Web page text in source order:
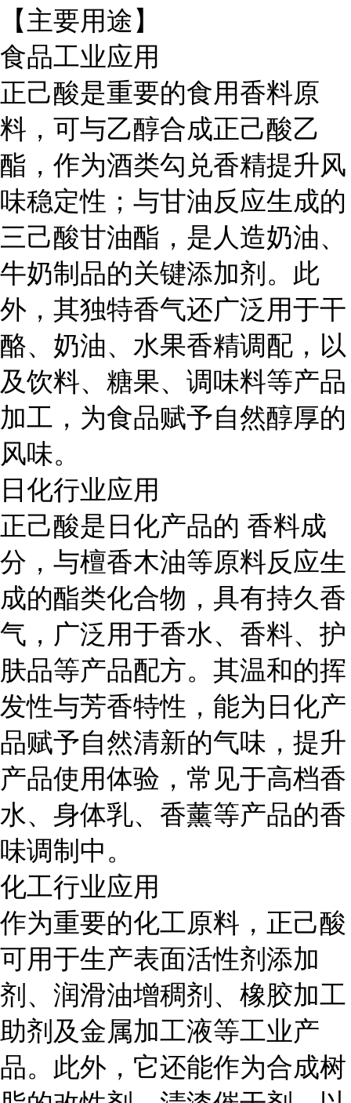
【主要用途】
食品工业应用
正己酸是重要的食用香料原
料，可与乙醇合成正己酸乙
酯，作为酒类勾兑香精提升风
味稳定性；与甘油反应生成的
三己酸甘油酯，是人造奶油、
牛奶制品的关键添加剂。此
外，其独特香气还广泛用于干
酪、奶油、水果香精调配，以
及饮料、糖果、调味料等产品
加工，为食品赋予自然醇厚的
风味。
日化行业应用
正己酸是日化产品的 香料成
分，与檀香木油等原料反应生
成的酯类化合物，具有持久香
气，广泛用于香水、香料、护
肤品等产品配方。其温和的挥
发性与芳香特性，能为日化产
品赋予自然清新的气味，提升
产品使用体验，常见于高档香
水、身体乳、香薰等产品的香
味调制中。
化工行业应用
作为重要的化工原料，正己酸
可用于生产表面活性剂添加
剂、润滑油增稠剂、橡胶加工
助剂及金属加工液等工业产
品。此外，它还能作为合成树